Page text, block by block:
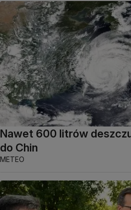
Nawet 600 litrów
do Chin
METEO